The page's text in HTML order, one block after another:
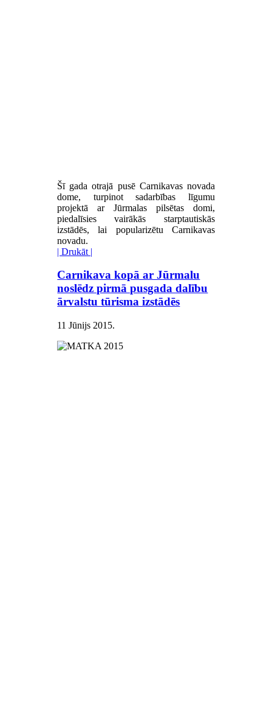
Šī gada otrajā pusē Carnikavas novada
dome, turpinot sadarbības līgumu
projektā ar Jūrmalas pilsētas domi,
piedalīsies vairākās starptautiskās
izstādēs, lai popularizētu Carnikavas
novadu.
| Drukāt |
Carnikava kopā ar Jūrmalu
noslēdz pirmā pusgada dalību
ārvalstu tūrisma izstādēs
11 Jūnijs 2015.